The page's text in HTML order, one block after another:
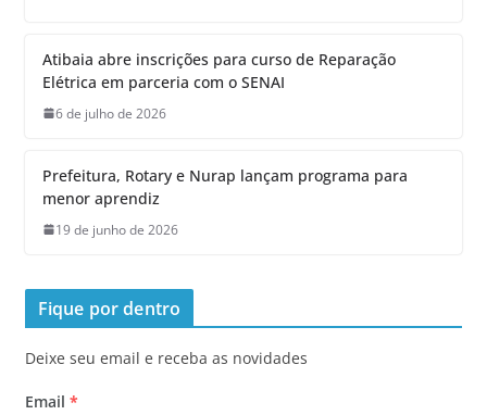
Atibaia abre inscrições para curso de Reparação
Elétrica em parceria com o SENAI
6 de julho de 2026
Prefeitura, Rotary e Nurap lançam programa para
menor aprendiz
19 de junho de 2026
Fique por dentro
Deixe seu email e receba as novidades
Email *